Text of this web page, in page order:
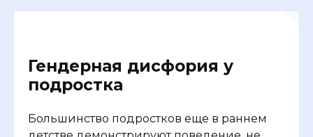
Гендерная дисфория у
подростка
Большинство подростков еще в раннем